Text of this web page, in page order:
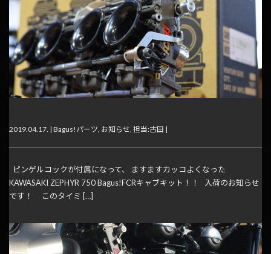
2019.04.17. | Bagus!パーツ お知らせ 担当:古田 |
ピンゲルコックが付属になって、 ますますカッコよくなった
KAWASAKI ZEPHYR 750 Bagus!FCRキャブキット！！ 入荷のお知らせ
です！ このタイミ […]